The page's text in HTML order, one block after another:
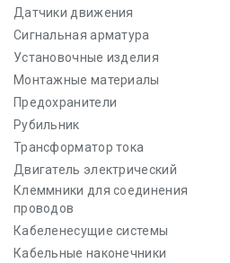
Датчики движения
Сигнальная арматура
Установочные изделия
Монтажные материалы
Предохранители
Рубильник
Трансформатор тока
Двигатель электрический
Клеммники для соединения
проводов
Кабеленесущие системы
Кабельные наконечники